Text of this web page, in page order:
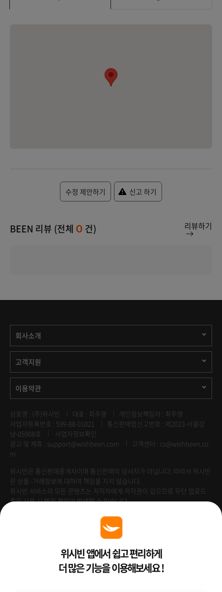
수정 제안하기 신고 하기
BEEN 리뷰 (전체 0 건) 리뷰하기
회사소개
고객지원
이용약관
상호명 : (주)위시빈 대표 : 최주영
개인정보책임자 : 최주영
사업자등록번호 : 599-88-01021
통신판매업신고번호 : 제2023-서울강
남-05908호
사업자정보확인
광고 및 제휴 : support@wishbeen.com
고객센터 : cs@wishbeen.co
m
위시빈은 통신판매중개자이며 통신판매의 당사자가 아닙니다. 따라서 위시빈
은 상품·거래정보에 대하여 책임을 지지 않습니다.
위시빈 서비스의 모든 콘텐츠는 저작자에게 저작권이 있으므로 무단 업로드
혹은 사용 시 법적 책임이 발생할 수 있습니다.
Venture Enterprise위시빈 앱에서 쉽고 편리하게
더 많은 기능을 이용해보세요 !